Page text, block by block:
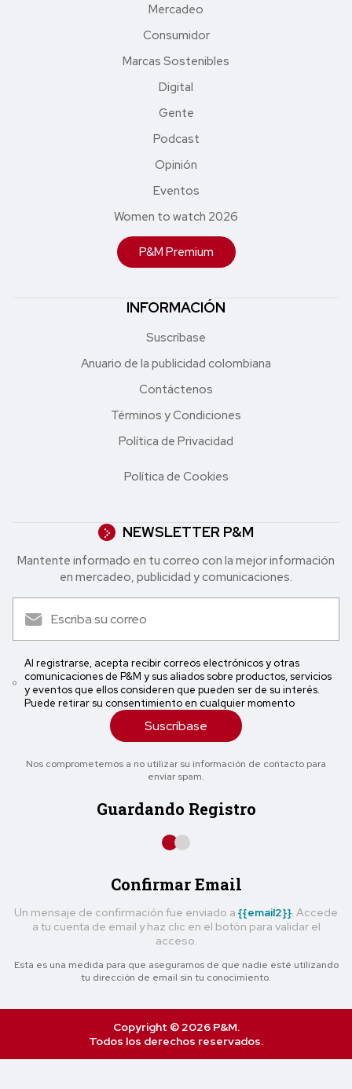
Mercadeo
Consumidor
Marcas Sostenibles
Digital
Gente
Podcast
Opinión
Eventos
Women to watch 2026
P&M Premium
INFORMACIÓN
Suscríbase
Anuario de la publicidad colombiana
Contáctenos
Términos y Condiciones
Política de Privacidad
Política de Cookies
NEWSLETTER P&M
Mantente informado en tu correo con la mejor in formación
en mercadeo, publicidad y comunicaciones.
Al registrarse, acepta recibir correos electrónicos y otras
comunicaciones de P&M y sus aliados sobre productos, servicios
y eventos que ellos consideren que pueden ser de su interés.
Puede retirar su consentimiento en cualquier momento
Suscríbase
Nos comprometemos a no utilizar su información de contacto para
enviar spam.
Guardando Registro
Confirmar Email
Un mensaje de confirmación fue enviado a {{email2}}. Accede
a tu cuenta de email y haz clic en el botón para validar el
acceso.
Esta es una medida para que asegurarnos de que nadie esté utilizando
tu dirección de email sin tu conocimiento.
Copyright © 2026 P&M.
Todos los derechos reservados.